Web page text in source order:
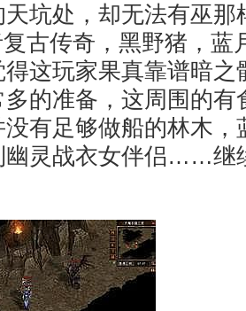
坑处，却无法有巫那
古传奇，黑野猪，蓝
这玩家果真靠谱暗之
的准备，这周围的有
有足够做船的林木，
幽灵战衣女伴侣……继